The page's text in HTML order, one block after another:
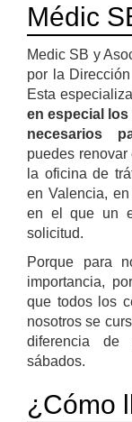
Médic
Medic SB y
por la
Esta
en especial
necesarios
puedes
la oficina de
en Valencia,
en el que un
solicitud.
Porque para
importancia,
que todos los
nosotros se
diferencia de
sábados.
¿Cómo